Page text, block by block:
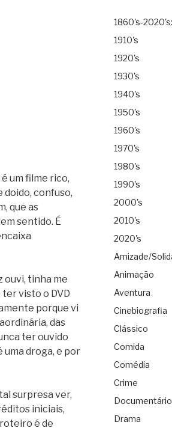
é um filme rico,
confuso,
que as
sentido. É
ouvi, tinha me
visto o DVD
porque vi
das
ter ouvido
uma droga, e por
surpresa ver,
iniciais,
é de
1860's-
1910's
1920's
1930's
1940's
1950's
1960's
1970's
1980's
1990's
2000's
2010's
2020's
Amizade/
Animação
Aventura
Cinebiografia
Clássico
Comida
Comédia
Crime
Documentário
Drama